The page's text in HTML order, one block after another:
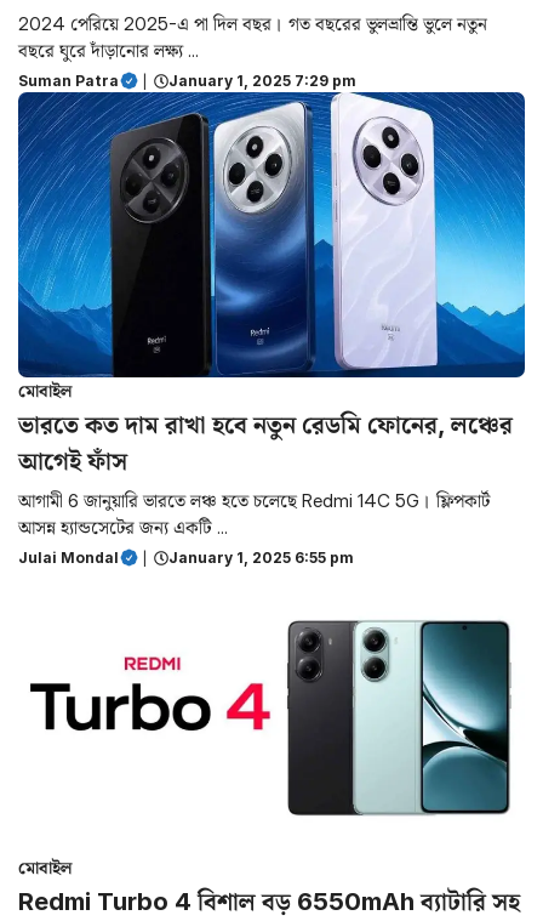
2024 পেরিয়ে 2025-এ পা দিল বছর। গত বছরের ভুলভ্রান্তি ভুলে নতুন
বছরে ঘুরে দাঁড়ানোর লক্ষ্য ...
Suman Patra January 1, 2025 7:29 pm
মোবাইল
ভারতে কত দাম রাখা হবে নতুন রেডমি ফোনের, লঞ্চের
আগেই ফাঁস
আগামী 6 জানুয়ারি ভারতে লঞ্চ হতে চলেছে Redmi 14C 5G। ফ্লিপকার্ট
আসন্ন হ্যান্ডসেটের জন্য একটি ...
Julai Mondal January 1, 2025 6:55 pm
মোবাইল
Redmi Turbo 4 বিশাল বড় 6550mAh ব্যাটারি সহ